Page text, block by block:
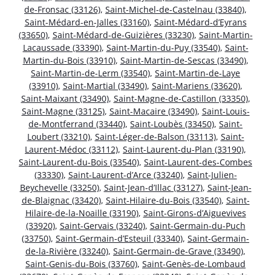
de-Fronsac (33126), Saint-Michel-de-Castelnau (33840),
Saint-Médard-en-Jalles (33160), Saint-Médard-d’Eyrans
(33650), Saint-Médard-de-Guizières (33230), Saint-Martin-
Lacaussade (33390), Saint-Martin-du-Puy (33540), Saint-
Martin-du-Bois (33910), Saint-Martin-de-Sescas (33490),
Saint-Martin-de-Lerm (33540), Saint-Martin-de-Laye
(33910), Saint-Martial (33490), Saint-Mariens (33620),
Saint-Maixant (33490), Saint-Magne-de-Castillon (33350),
Saint-Magne (33125), Saint-Macaire (33490), Saint-Louis-
de-Montferrand (33440), Saint-Loubès (33450), Saint-
Loubert (33210), Saint-Léger-de-Balson (33113), Saint-
Laurent-Médoc (33112), Saint-Laurent-du-Plan (33190),
Saint-Laurent-du-Bois (33540), Saint-Laurent-des-Combes
(33330), Saint-Laurent-d’Arce (33240), Saint-Julien-
Beychevelle (33250), Saint-Jean-d’Illac (33127), Saint-Jean-
de-Blaignac (33420), Saint-Hilaire-du-Bois (33540), Saint-
Hilaire-de-la-Noaille (33190), Saint-Girons-d’Aiguevives
(33920), Saint-Gervais (33240), Saint-Germain-du-Puch
(33750), Saint-Germain-d’Esteuil (33340), Saint-Germain-
de-la-Rivière (33240), Saint-Germain-de-Grave (33490),
Saint-Genis-du-Bois (33760), Saint-Genès-de-Lombaud